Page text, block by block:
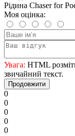
Рідина Chaser for
Моя оцінка:
Увага: HTML
звичайний текст.
Продовжити
0
0
0
0
0